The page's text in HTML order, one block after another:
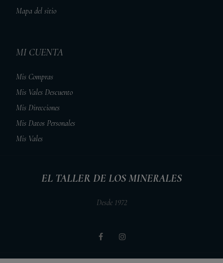
Mapa del sitio
MI CUENTA
Mis Compras
Mis Vales Descuento
Mis Direcciones
Mis Datos Personales
Mis Vales
EL TALLER DE LOS MINERALES
Desde 1972